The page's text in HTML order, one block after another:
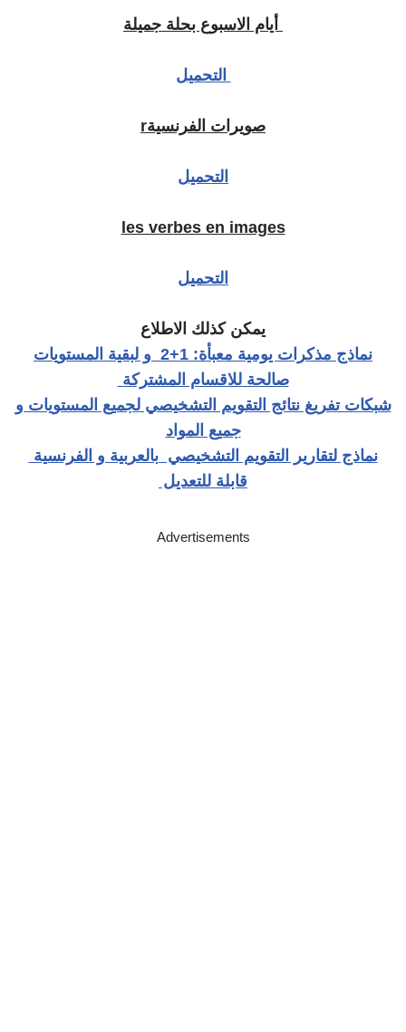
أيام الاسبوع بحلة جميلة
التحميل
صويرات الفرنسيةr
التحميل
les verbes en images
التحميل
يمكن كذلك الاطلاع
نماذج مذكرات يومية معبأة: 1+2 و لبقية المستويات
صالحة للاقسام المشتركة
شبكات تفريغ نتائج التقويم التشخيصي لجميع المستويات و
جميع المواد
نماذج لتقارير التقويم التشخيصي بالعربية و الفرنسية
قابلة للتعديل
Advertisements